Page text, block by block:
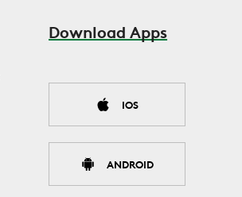
Download Apps
IOS
ANDROID